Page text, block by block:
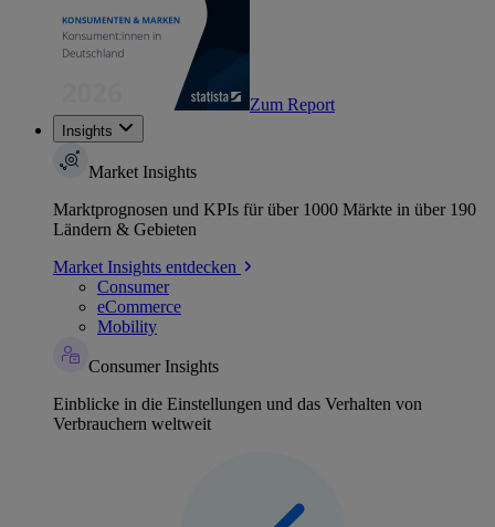
Zum Report
Insights
Market Insights
Marktprognosen und KPIs für über 1000 Märkte in über 190
Ländern & Gebieten
Market Insights entdecken
Consumer
eCommerce
Mobility
Consumer Insights
Einblicke in die Einstellungen und das Verhalten von
Verbrauchern weltweit